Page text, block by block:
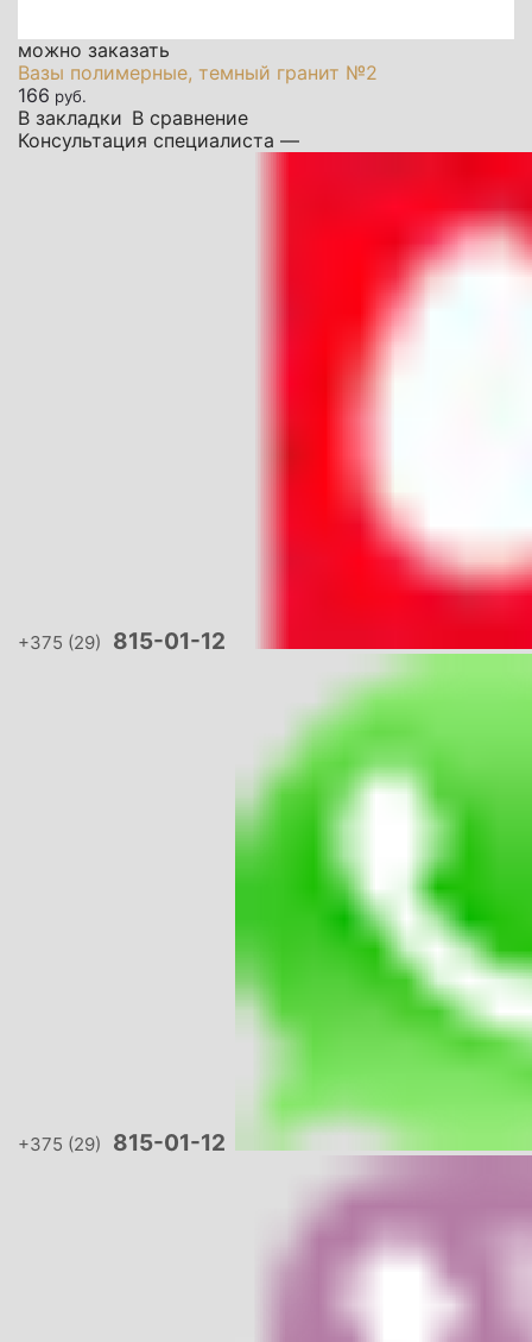
можно заказать
Вазы полимерные, темный гранит №2
166 руб.
В закладки В сравнение
Консультация специалиста —
+375 (29) 815-01-12
+375 (29) 815-01-12